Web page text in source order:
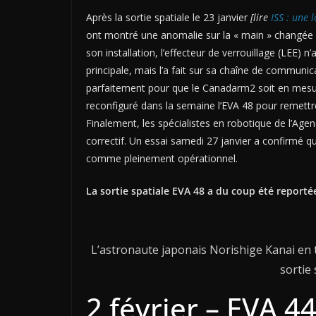
Après la sortie spatiale le 23 janvier [lire ISS : une
ont montré une anomalie sur la « main »
son installation, l’effecteur de verrouillage (LEE)
principale, mais l’a fait sur sa chaîne de
parfaitement pour que le Canadarm2 soit en
reconfiguré dans la semaine l’EVA 48 pour
Finalement, les spécialistes en robotique de
correctif. Un essai samedi 27 janvier a confirmé
comme pleinement opérationnel.
La sortie spatiale EVA 48 a du coup été
L’astronaute japonais Norishige Kanai en
sortie
2 février – EVA